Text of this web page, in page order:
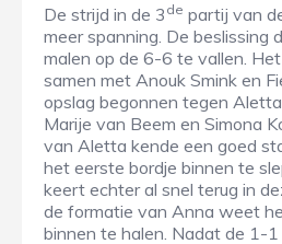
De strijd in de 3 de partij van
meer spanning. De beslissing
malen op de 6-6 te vallen.
samen met Anouk Smink en
opslag begonnen tegen
Marije van Beem en Simona
van Aletta kende een goed
het eerste bordje binnen te
keert echter al snel terug in
de formatie van Anna weet
binnen te halen. Nadat de 1-